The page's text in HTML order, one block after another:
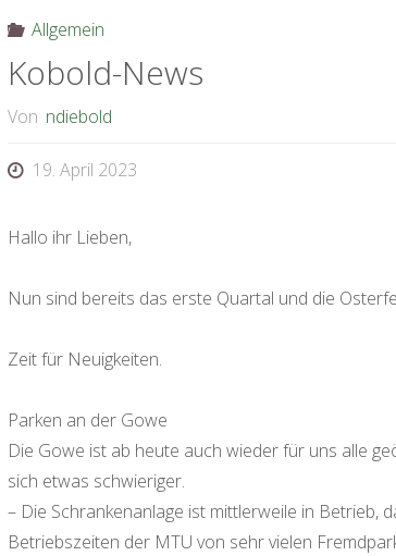
Allgemein
Kobold-News
Von ndiebold
19. April 2023
Hallo ihr Lieben,
Nun sind bereits das erste Quartal und die
Zeit für Neuigkeiten.
Parken an der Gowe
Die Gowe ist ab heute auch wieder für uns alle
sich etwas schwieriger.
– Die Schrankenanlage ist mittlerweile in Betrieb,
Betriebszeiten der MTU von sehr vielen